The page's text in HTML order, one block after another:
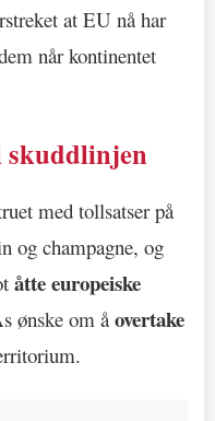
at EU nå har
når kontinentet
med tollsatser på
og champagne, og
åtte europeiske
ønske om åovertake